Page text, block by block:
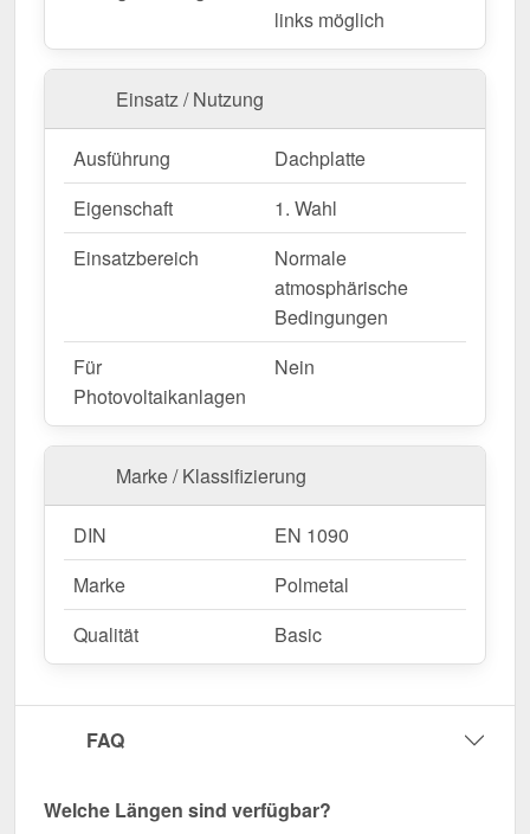
Wegen Sonderanfertigung vom Widerruf ausgeschlossen
links möglich
Einsatz / Nutzung
Ausführung
Dachplatte
Eigenschaft
1. Wahl
Einsatzbereich
Normale
atmosphärische
Bedingungen
Für
Photovoltaikanlagen
Nein
Marke / Klassifizierung
DIN
EN 1090
Marke
Polmetal
Qualität
Basic
FAQ
Welche Längen sind verfügbar?